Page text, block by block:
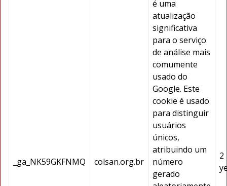
_ga_NK59GKFNMQ colsan.org.br
é uma
atualização
significativa
para o serviço
de análise mais
comumente
usado do
Google. Este
cookie é usado
para distinguir
usuários
únicos,
atribuindo um
número
gerado
2